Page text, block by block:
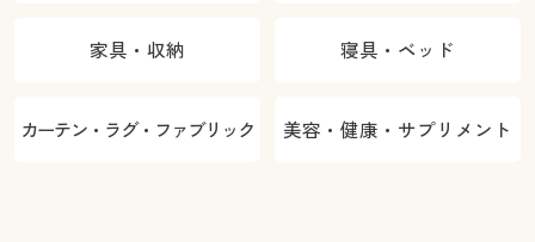
家具・収納 寝具・ベッド
カーテン・ラグ・ファブリック 美容・健康・サプリメント